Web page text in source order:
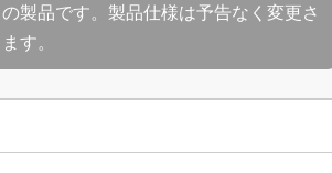
製品です。製品仕様は予告なく変更さ
す。